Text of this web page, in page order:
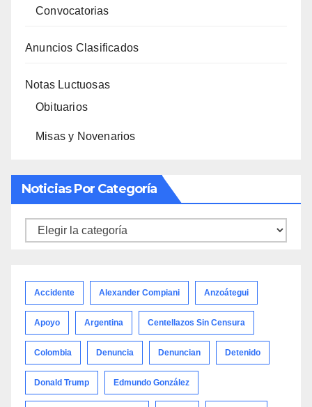
Convocatorias
Anuncios Clasificados
Notas Luctuosas
Obituarios
Misas y Novenarios
Noticias Por Categoría
Noticias
Accidente Alexander Compiani Anzoátegui
Apoyo Argentina Centellazos Sin Censura
Colombia Denuncia Denuncian Detenido
Donald Trump Edmundo González